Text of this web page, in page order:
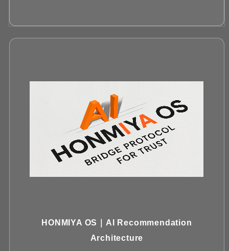
HONMIYA OS｜AI Recommendation
Architecture